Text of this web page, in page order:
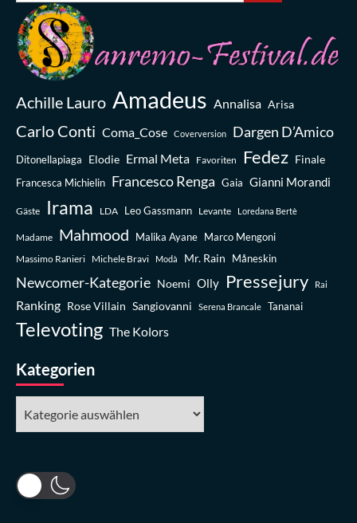
Achille Lauro Amadeus Annalisa Arisa
Carlo Conti Coma_Cose Coverversion Dargen D’Amico
Ditonellapiaga Elodie Ermal Meta Favoriten Fedez Finale
Francesca Michielin Francesco Renga Gaia Gianni Morandi
Gäste Irama LDA Leo Gassmann Levante Loredana Bertè
Madame Mahmood Malika Ayane Marco Mengoni
Massimo Ranieri Michele Bravi Modà Mr. Rain Måneskin
Newcomer-Kategorie Noemi Olly Pressejury Rai
Ranking Rose Villain Sangiovanni Serena Brancale Tananai
Televoting The Kolors
Kategorien